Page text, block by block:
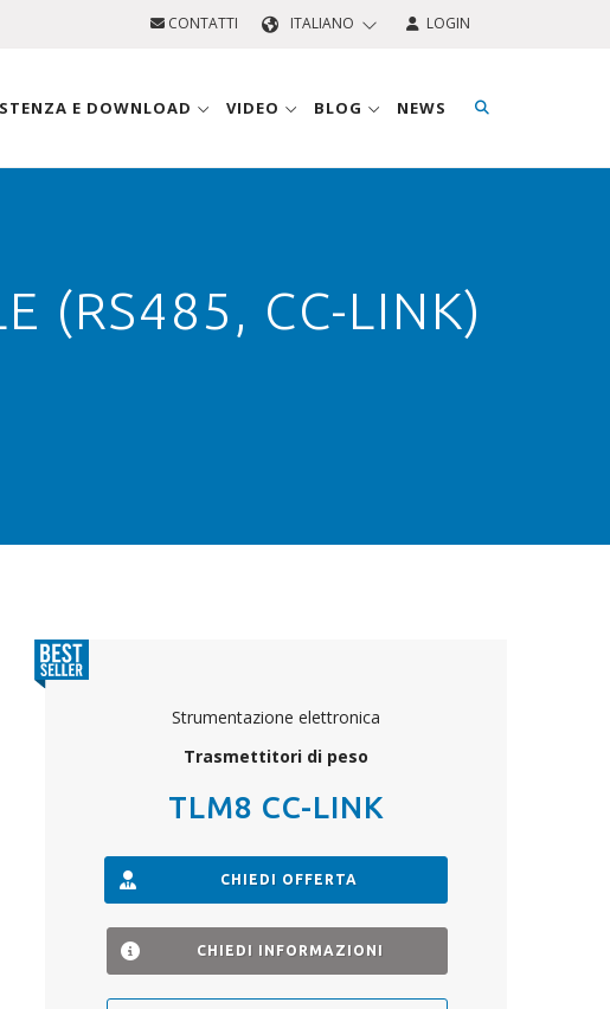
CONTATTI ITALIANO LOGIN
E DOWNLOAD VIDEO BLOG NEWS
(RS485, CC-LINK)
Strumentazione elettronica
Trasmettitori di peso
TLM8 CC-LINK
CHIEDI OFFERTA
CHIEDI INFORMAZIONI